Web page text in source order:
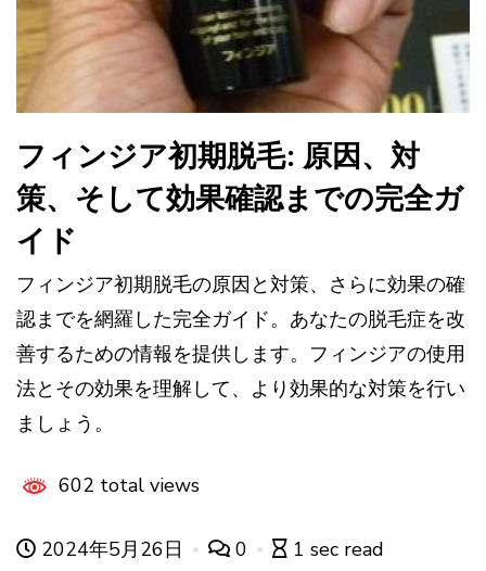
フィンジア初期脱毛: 原因、対
策、そして効果確認までの完全ガ
イド
フィンジア初期脱毛の原因と対策、さらに効果の確
認までを網羅した完全ガイド。あなたの脱毛症を改
善するための情報を提供します。フィンジアの使用
法とその効果を理解して、より効果的な対策を行い
ましょう。
602 total views
2024年5月26日 0 1 sec read